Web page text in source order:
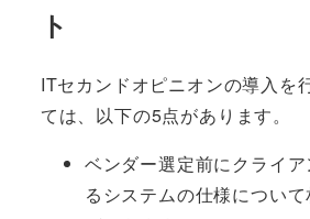
ト
ITセカンドオピニオンの導入を
ては、以下の5点があります。
ベンダー選定前にクライ
るシステムの仕様につい